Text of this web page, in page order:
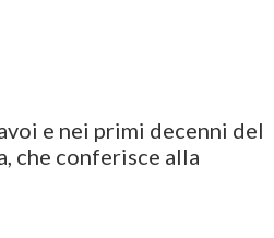
e nei primi decenni del
che conferisce alla